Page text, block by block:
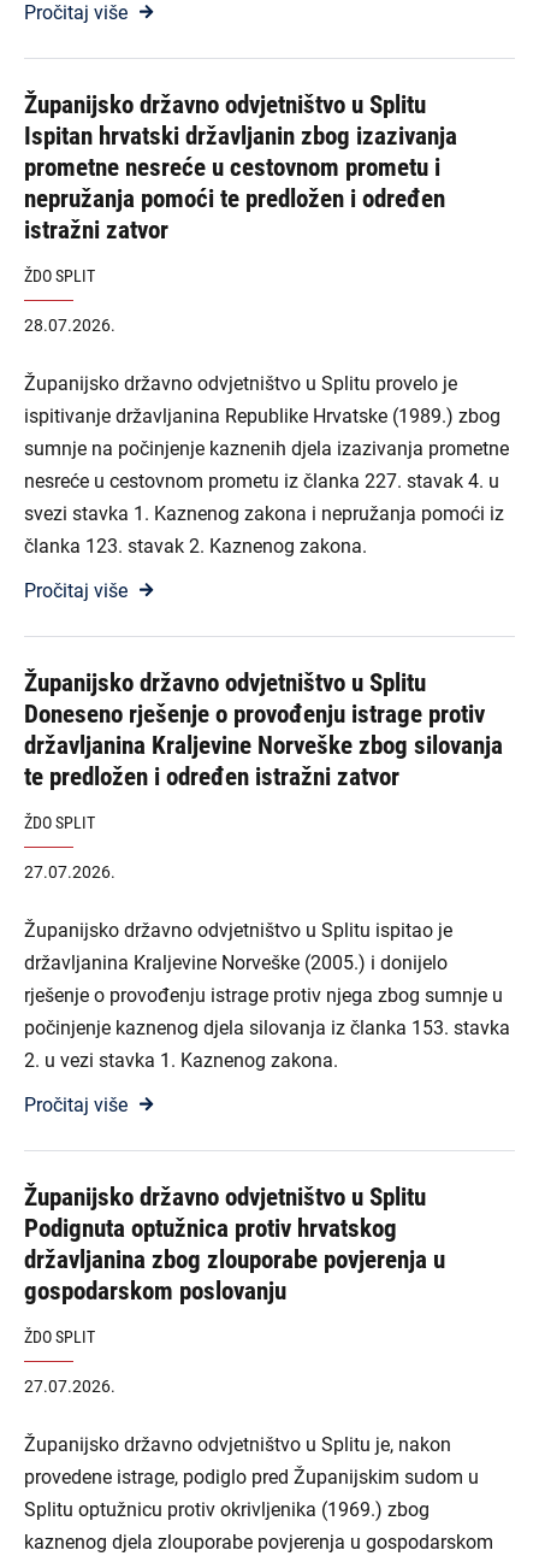
Pročitaj više
Županijsko državno odvjetništvo u Splitu
Ispitan hrvatski državljanin zbog izazivanja
prometne nesreće u cestovnom prometu i
nepružanja pomoći te predložen i određen
istražni zatvor
ŽDO SPLIT
28.07.2026.
Županijsko državno odvjetništvo u Splitu provelo je
ispitivanje državljanina Republike Hrvatske (1989.) zbog
sumnje na počinjenje kaznenih djela izazivanja prometne
nesreće u cestovnom prometu iz članka 227. stavak 4. u
svezi stavka 1. Kaznenog zakona i nepružanja pomoći iz
članka 123. stavak 2. Kaznenog zakona.
Pročitaj više
Županijsko državno odvjetništvo u Splitu
Doneseno rješenje o provođenju istrage protiv
državljanina Kraljevine Norveške zbog silovanja
te predložen i određen istražni zatvor
ŽDO SPLIT
27.07.2026.
Županijsko državno odvjetništvo u Splitu ispitao je
državljanina Kraljevine Norveške (2005.) i donijelo
rješenje o provođenju istrage protiv njega zbog sumnje u
počinjenje kaznenog djela silovanja iz članka 153. stavka
2. u vezi stavka 1. Kaznenog zakona.
Pročitaj više
Županijsko državno odvjetništvo u Splitu
Podignuta optužnica protiv hrvatskog
državljanina zbog zlouporabe povjerenja u
gospodarskom poslovanju
ŽDO SPLIT
27.07.2026.
Županijsko državno odvjetništvo u Splitu je, nakon
provedene istrage, podiglo pred Županijskim sudom u
Splitu optužnicu protiv okrivljenika (1969.) zbog
kaznenog djela zlouporabe povjerenja u gospodarskom